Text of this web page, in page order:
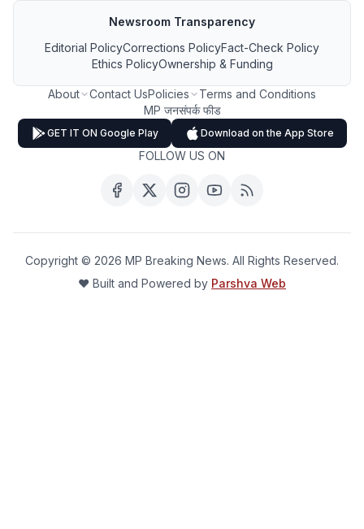
Newsroom Transparency
Editorial PolicyCorrections PolicyFact-Check Policy
Ethics PolicyOwnership & Funding
About Contact UsPolicies
Terms and Conditions
MP जनसंपर्क फीड
GET IT ON Google Play Download on the App Store
FOLLOW US ON
Copyright © 2026 MP Breaking News. All Rights Reserved.
❤️ Built and Powered by Parshva Web